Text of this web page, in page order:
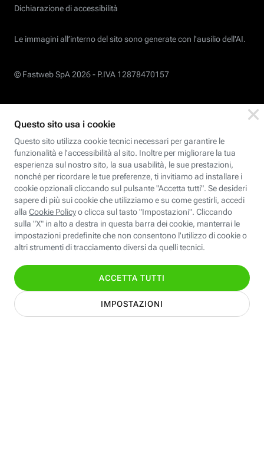
Dichiarazione di accessibilità
Le immagini all’interno del sito sono generate con l'ausilio dell'AI.
© Fastweb SpA 2026 - P.IVA 12878470157